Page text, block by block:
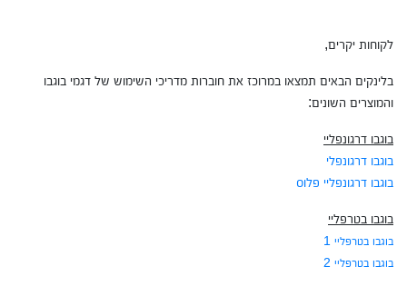
לקוחות יקרים,
בלינקים הבאים תמצאו במרוכז את חוברות מדריכי השימוש של דגמי בוגבו
והמוצרים השונים:
בוגבו דרגונפליי
בוגבו דרגונפלי
בוגבו דרגונפליי פלוס
בוגבו בטרפליי
בוגבו בטרפליי 1
בוגבו בטרפליי 2